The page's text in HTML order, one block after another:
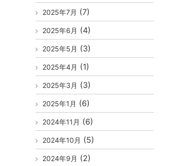
2025年7月 (7)
2025年6月 (4)
2025年5月 (3)
2025年4月 (1)
2025年3月 (3)
2025年1月 (6)
2024年11月 (6)
2024年10月 (5)
2024年9月 (2)